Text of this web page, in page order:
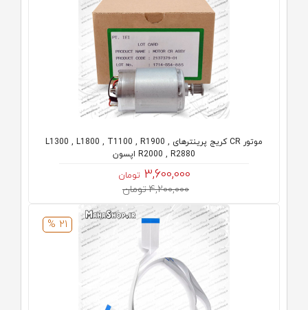
موتور CR کریج پرینترهای L1300 , L1800 , T1100 , R1900 ,
R2000 , R2880 اپسون
3,600,000 تومان
4,200,000 تومان
21 %